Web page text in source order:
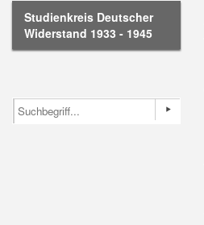
Studienkreis Deutscher
Widerstand 1933 - 1945